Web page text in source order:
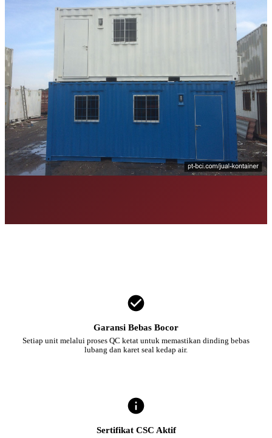
Garansi Bebas Bocor
Setiap unit melalui proses QC ketat untuk memastikan dinding bebas
lubang dan karet seal kedap air.
Sertifikat CSC Aktif